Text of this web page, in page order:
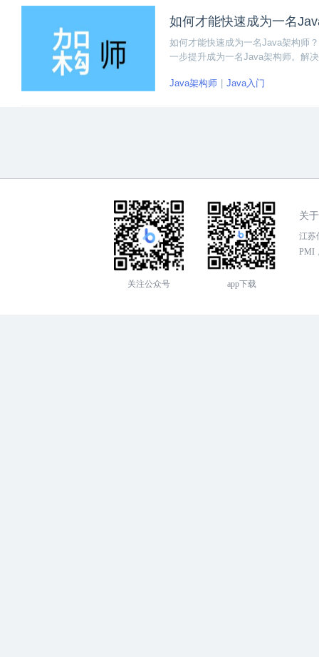
如何才能快速成为一名
如何才能快速成为一名Java架构师
一步提升成为一名Java架构师。解
Java架构师
Java入门
关注公众号 app下载
关
江苏
PMI